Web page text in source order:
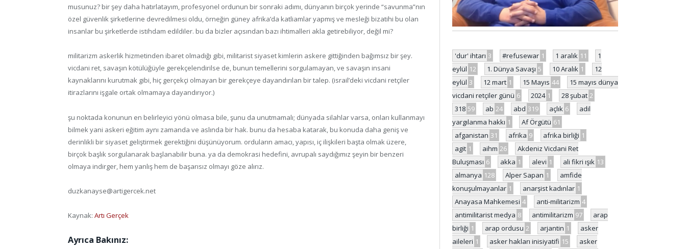
musunuz? bir şey daha hatırlatayım, profesyonel ordunun bir sonraki adımı, dünyanın birçok yerinde “savunma”nın
özel güvenlik şirketlerine devredilmesi oldu, örneğin güney afrika’da katliamlar yapmış ve mesleği bizatihi bu olan
insanlar bu şirketlerde istihdam edildiler. bu da bizler açısından bazı ihtimalleri akla getirebiliyor, değil mi?
militarizm askerlik hizmetinden ibaret olmadığı gibi, militarist siyaset kimlerin askere gittiğinden bağımsız bir şey.
vicdani ret, savaşın kötülüğüyle gerekçelendirilse de, bunun temellerini sorgulamayan, ve savaşın insani
kaynaklarını kurutmak gibi, hiç gerçekçi olmayan bir gerekçeye dayandırılan bir talep. (israil’deki vicdani retçiler
itirazlarını işgale ortak olmamaya dayandırıyor.)
şu noktada konunun en belirleyici yönü olmasa bile, şunu da unutmamalı; dünyada silahlar varsa, onları kullanmayı
bilmek yani askeri eğitim aynı zamanda ve aslında bir hak. bunu da hesaba katarak, bu konuda daha geniş ve
derinlikli bir siyaset geliştirmek gerektiğini düşünüyorum. orduların amacı, yapısı, iç ilişkileri başta olmak üzere,
birçok başlık sorgulanarak başlanabilir buna. ya da demokrasi hedefini, avrupalı saydığımız şeyin bir benzeri
olmaya indirger, hem yanlış hem de başarısız olmayı göze alırız.
duzkanayse@artigercek.net
Kaynak: Artı Gerçek
Ayrıca Bakınız:
'dur' ihtarı 3 #refusewar 1 1 aralık 11
1
eylül 12 1. Dünya Savaşı 5 10 Aralık 1
12
eylül 3 12 mart 1 15 Mayıs 44
15 mayıs dünya
vicdani retçiler günü 6 2024 1 28 şubat 2
318 59 ab 24 abd 319 açlık 6
adil
yargılanma hakkı 1 Af Örgütü 61
afganistan 31 afrika 9 afrika birliği 1
agit 1 aihm 26
Akdeniz Vicdani Ret
Buluşması 6 akka 1 alevi 1 ali fikri ışık 13
almanya 128 Alper Sapan 1
amfide
konuşulmayanlar 1 anarşist kadınlar 1
Anayasa Mahkemesi 4 anti-militarizm 4
antimilitarist medya 8 antimilitarizm 97
arap
birliği 1 arap ordusu 2 arjantin 1
asker
aileleri 1 asker hakları inisiyatifi 15
asker